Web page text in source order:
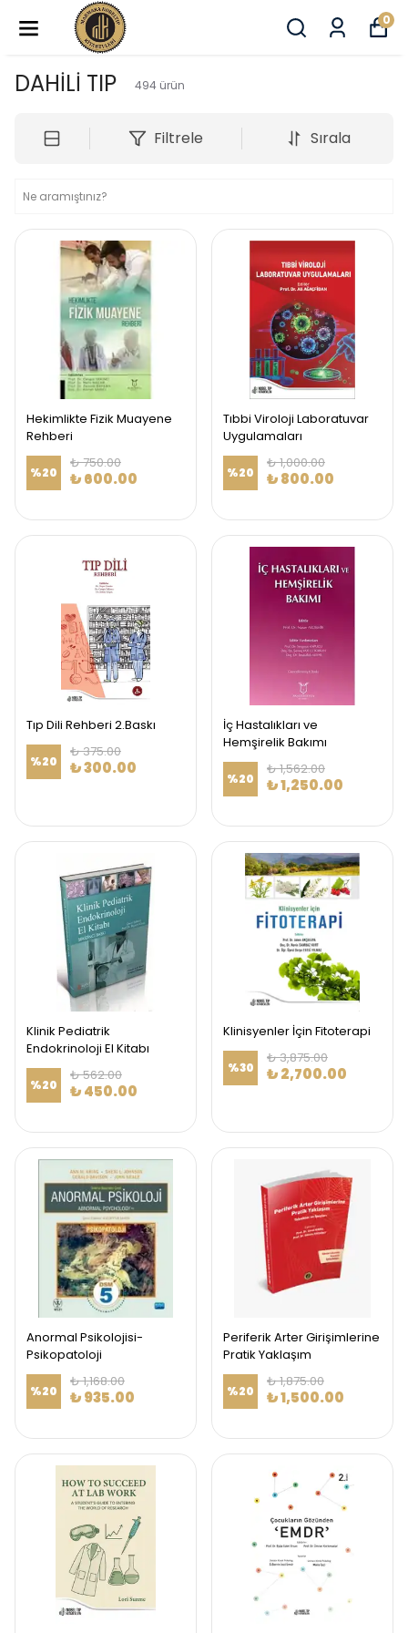
0
DAHİLİ TIP 494 ürün
Filtrele Sırala
Hekimlikte Fizik Muayene
Rehberi
%20
₺ 750.00
₺ 600.00
Tıbbi Viroloji Laboratuvar
Uygulamaları
%20
₺ 1,000.00
₺ 800.00
Tıp Dili Rehberi 2.Baskı
%20
₺ 375.00
₺ 300.00
İç Hastalıkları ve
Hemşirelik Bakımı
%20
₺ 1,562.00
₺ 1,250.00
Klinik Pediatrik
Endokrinoloji El Kitabı
%20
₺ 562.00
₺ 450.00
Klinisyenler İçin Fitoterapi
%30
₺ 3,875.00
₺ 2,700.00
Anormal Psikolojisi-
Psikopatoloji
%20
₺ 1,168.00
₺ 935.00
Periferik Arter Girişimlerine
Pratik Yaklaşım
%20
₺ 1,875.00
₺ 1,500.00